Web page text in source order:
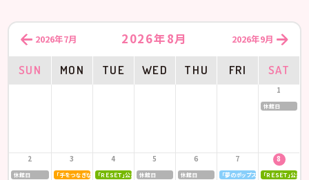
2026年8月
2026年7月 2026年9月
SUN MON TUE WED THU FRI SAT
休館日
1
休館日
2
「手をつなぎながら」公演
3
「ＲＥＳＥＴ」公演
4
休館日
5
休館日
6
「夢のポップスター」公演
7
「ＲＥＳＥＴ」公演
8